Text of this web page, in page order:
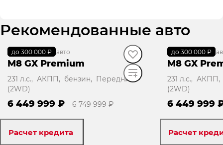
Рекомендованные авто
до 300 000 ₽
В наличии· авто
M8 GX Premium
231 л.с., АКПП, бензин, Передний
(2WD)
6 449 999 ₽ 6 749 999 ₽
Расчет кредита
до 300 000 ₽
В наличии·
M8 GX
231 л.с.,
(2WD)
6 449 999
Расчет